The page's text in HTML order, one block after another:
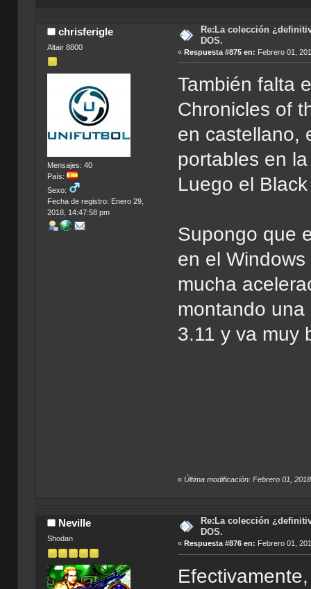
chrisferigle
Altair 8800
Mensajes: 40
País:
Sexo:
Fecha de registro: Enero 29,
2018, 14:47:58 pm
Re:La colección
DOS.
«Respuesta #875 en: Febrero 01,
También falta
Chronicles of
en castellano,
portables en
Luego el
Supongo que
en el
mucha
montando
3.11 y va muy
«Última modificación: Febrero 01,
Neville
Shodan
Re:La colección
DOS.
« Respuesta #876 en: Febrero 01,